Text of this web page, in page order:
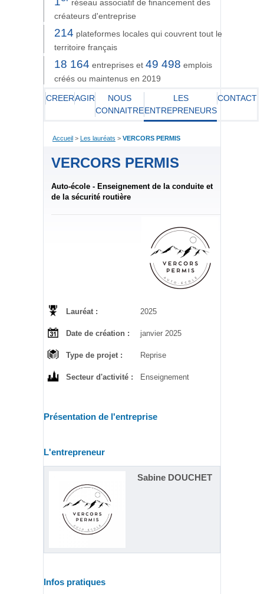
réseau associatif de financement des
créateurs d'entreprise
214 plateformes locales qui couvrent tout le
territoire français
18 164 entreprises et 49 498 emplois
créés ou maintenus en 2019
CREERAGIR
NOUS
CONNAITRE
LES
ENTREPRENEURS
CONTACT
Accueil > Les lauréats > VERCORS PERMIS
VERCORS PERMIS
Auto-école - Enseignement de la conduite et
de la sécurité routière
Lauréat : 2025
Date de création : janvier 2025
Type de projet : Reprise
Secteur d'activité : Enseignement
Présentation de l'entreprise
L'entrepreneur
Sabine DOUCHET
Infos pratiques